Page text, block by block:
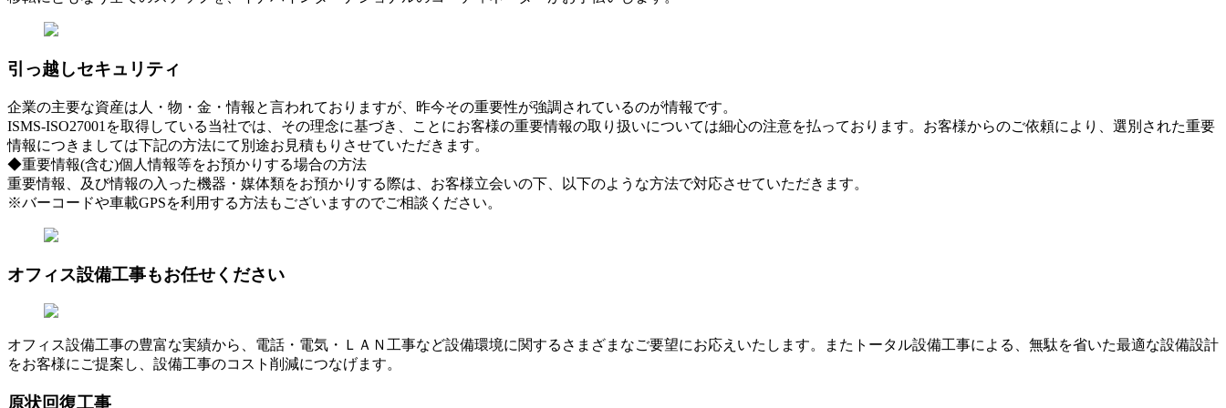
引っ越しセキュリティ
企業の主要な資産は人・物・金・情報と言われておりますが、昨今その重要性が強調されているのが情報です。
ISMS-ISO27001を取得している当社では、その理念に基づき、ことにお客様の重要情報の取り扱いについては細心の注意を払っております。お客様からのご依頼により、選別された重要
情報につきましては下記の方法にて別途お見積もりさせていただきます。
◆重要情報(含む)個人情報等をお預かりする場合の方法
重要情報、及び情報の入った機器・媒体類をお預かりする際は、お客様立会いの下、以下のような方法で対応させていただきます。
※バーコードや車載GPSを利用する方法もございますのでご相談ください。
オフィス設備工事もお任せください
オフィス設備工事の豊富な実績から、電話・電気・ＬＡＮ工事など設備環境に関するさまざまなご要望にお応えいたします。またトータル設備工事による、無駄を省いた最適な設備設計
をお客様にご提案し、設備工事のコスト削減につなげます。
原状回復工事